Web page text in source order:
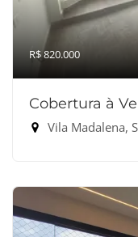
R$ 820.000
Cobertura à
Vila Madalena,